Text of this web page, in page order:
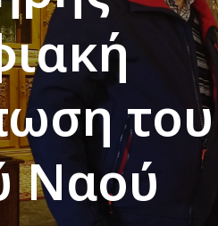
του
Ναού